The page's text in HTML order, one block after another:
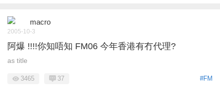
macro
2005-10-3
阿爆 !!!!你知唔知 FM06 今年香港有冇代理?
as title
#FM
3465 37